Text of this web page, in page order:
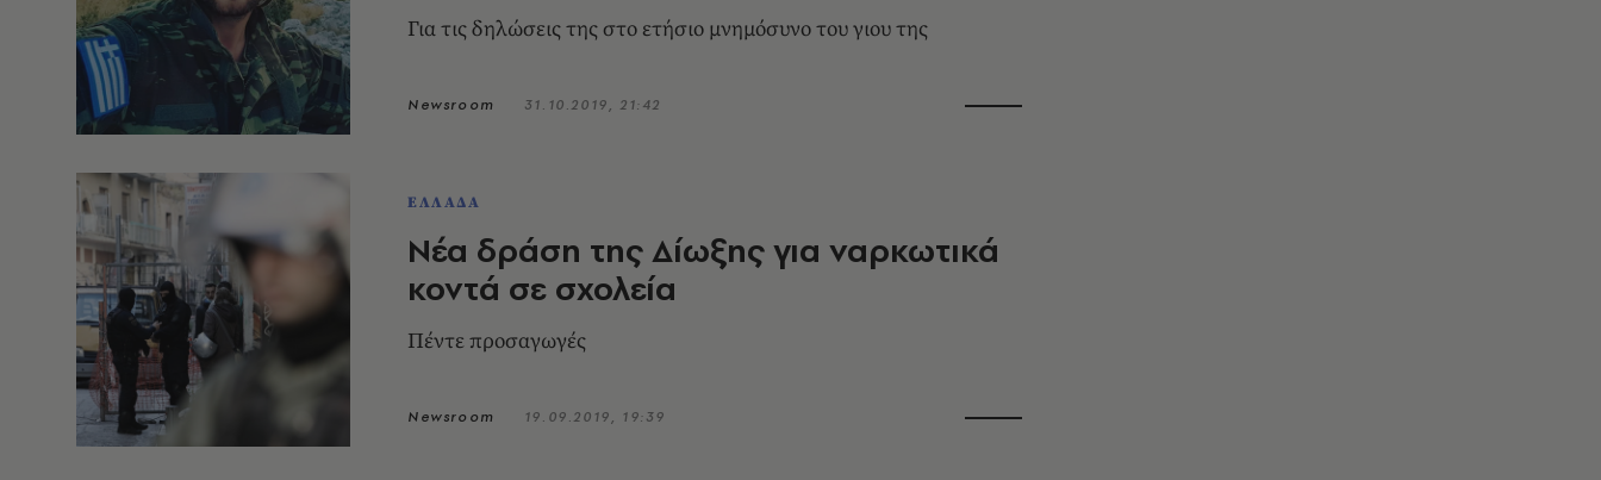
Για τις δηλώσεις της στο ετήσιο μνημόσυνο του γιου της
Newsroom 31.10.2019, 21:42
ΕΛΛΑΔΑ
Νέα δράση της Δίωξης για ναρκωτικά
κοντά σε σχολεία
Πέντε προσαγωγές
Newsroom 19.09.2019, 19:39